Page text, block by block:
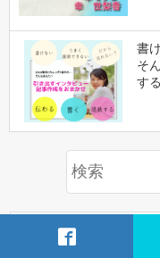
書
そ
す
集客サポート